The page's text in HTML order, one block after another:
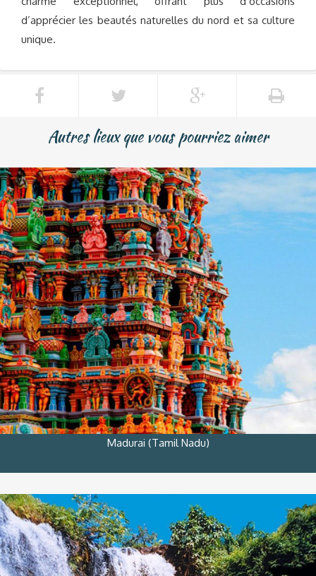
d’apprécier les beautés naturelles du nord et sa culture
unique.
Autres lieux que vous pourriez aimer
Madurai (Tamil Nadu)